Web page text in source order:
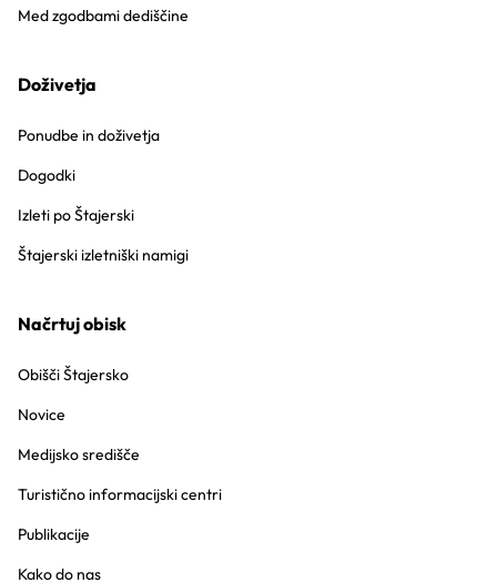
Med zgodbami dediščine
Doživetja
Ponudbe in doživetja
Dogodki
Izleti po Štajerski
Štajerski izletniški namigi
Načrtuj obisk
Obišči Štajersko
Novice
Medijsko središče
Turistično informacijski centri
Publikacije
Kako do nas